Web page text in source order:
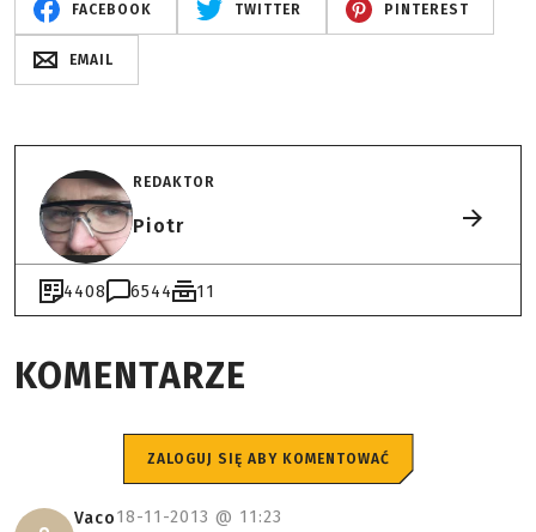
FACEBOOK TWITTER PINTEREST
EMAIL
REDAKTOR
Piotr
4408 6544 11
KOMENTARZE
ZALOGUJ SIĘ ABY KOMENTOWAĆ
Vaco18-11-2013 @ 11:23